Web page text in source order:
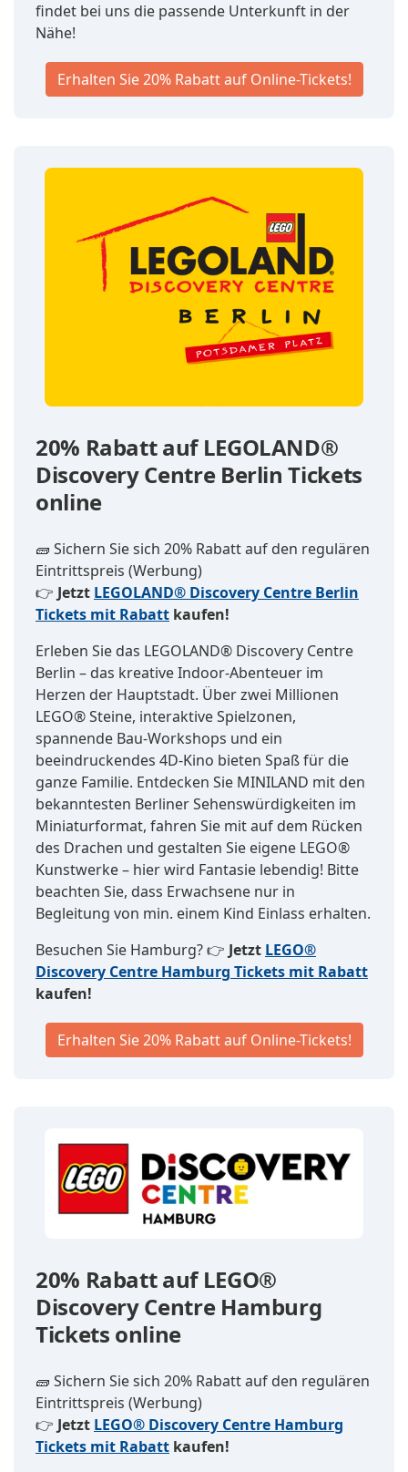
findet bei uns die passende Unterkunft in der
Nähe!
Erhalten Sie 20% Rabatt auf Online-Tickets!
20% Rabatt auf LEGOLAND®
Discovery Centre Berlin Tickets
online
🧱 Sichern Sie sich 20% Rabatt auf den regulären
Eintrittspreis (Werbung)
👉 Jetzt LEGOLAND® Discovery Centre Berlin
Tickets mit Rabatt kaufen!
Erleben Sie das LEGOLAND® Discovery Centre
Berlin – das kreative Indoor-Abenteuer im
Herzen der Hauptstadt. Über zwei Millionen
LEGO® Steine, interaktive Spielzonen,
spannende Bau-Workshops und ein
beeindruckendes 4D-Kino bieten Spaß für die
ganze Familie. Entdecken Sie MINILAND mit den
bekanntesten Berliner Sehenswürdigkeiten im
Miniaturformat, fahren Sie mit auf dem Rücken
des Drachen und gestalten Sie eigene LEGO®
Kunstwerke – hier wird Fantasie lebendig! Bitte
beachten Sie, dass Erwachsene nur in
Begleitung von min. einem Kind Einlass erhalten.
Besuchen Sie Hamburg? 👉 Jetzt LEGO®
Discovery Centre Hamburg Tickets mit Rabatt
kaufen!
Erhalten Sie 20% Rabatt auf Online-Tickets!
20% Rabatt auf LEGO®
Discovery Centre Hamburg
Tickets online
🧱 Sichern Sie sich 20% Rabatt auf den regulären
Eintrittspreis (Werbung)
👉 Jetzt LEGO® Discovery Centre Hamburg
Tickets mit Rabatt kaufen!